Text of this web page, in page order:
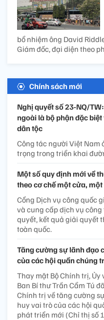
bổ nhiệm ông David
Giám đốc, đại diện theo
Chính sách mới
Nghị quyết số 23-NQ/
ngoài là bộ phận đặc
dân tộc
Công tác người Việt Nam
trọng trong triển khai
Một số quy định mới về
theo cơ chế một cửa,
Cổng Dịch vụ công quốc
và cung cấp dịch vụ
quyết, kết quả giải quyết
toàn quốc.
Tăng cường sự lãnh đạo
của các hội quần chúng
Thay mặt Bộ Chính trị,
Ban Bí thư Trần Cẩm Tú
Chính trị về tăng cường
huy vai trò của các hội
phát triển mới (Chỉ thị số